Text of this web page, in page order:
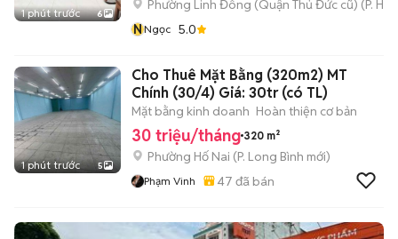
1 phút trước 6
Phường Linh Đông (Quận Thủ Đức cũ) (P.
NNgọc 5.0
1 phút trước 5
Cho Thuê Mặt Bằng (320m2) MT
Chính (30/4) Giá: 30tr (có TL)
Mặt bằng kinh doanh Hoàn thiện cơ bản
30 triệu/tháng 320 m²
Phường Hố Nai (P. Long Bình mới)
Phạm Vinh 47 đã bán